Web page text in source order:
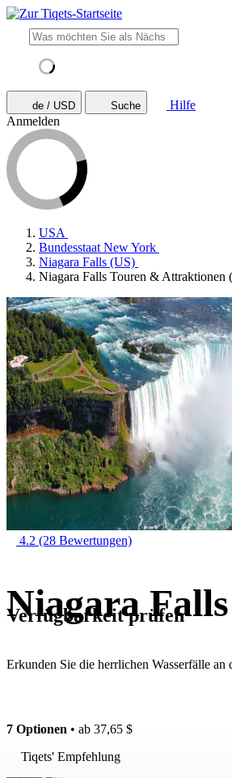
de / USD Suche
Hilfe
Anmelden
USA
Bundesstaat New York
Niagara Falls (US)
Niagara Falls Touren & Attraktionen
4.2 (28 Bewertungen)
Niagara
Erkunden Sie die herrlichen Wasserfälle
Verfügbarkeit prüfen
7 Optionen • ab 37,65 $
Tiqets' Empfehlung